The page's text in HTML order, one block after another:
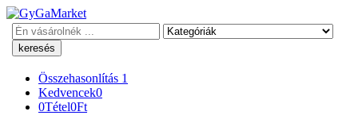
Keresés
Összehasonlítás 1
Kedvencek0
0Tétel0Ft